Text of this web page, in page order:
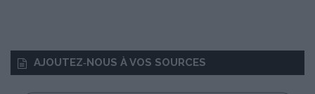
AJOUTEZ‑NOUS À VOS SOURCES